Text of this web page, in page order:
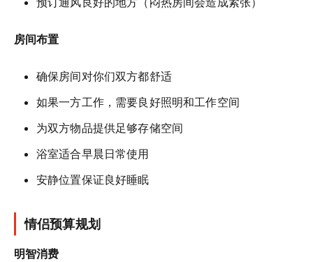
房间布置
确保房间对你们双方都舒适
如果一方工作，需要良好照明和工作空间
为双方物品提供足够存储空间
浴室适合早晨日常使用
安静位置保证良好睡眠
情侣预算规划
明智消费